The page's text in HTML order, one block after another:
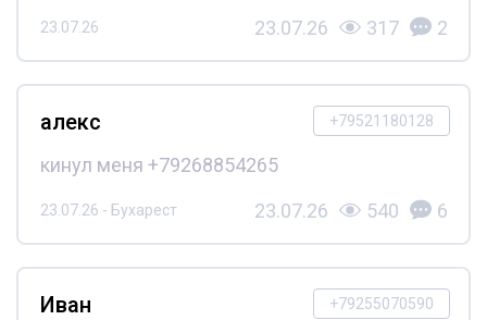
23.07.26 23.07.26 317 2
+79521180128
алекс
кинул меня +79268854265
23.07.26 - Бухарест 23.07.26 540 6
+79255070590
Иван